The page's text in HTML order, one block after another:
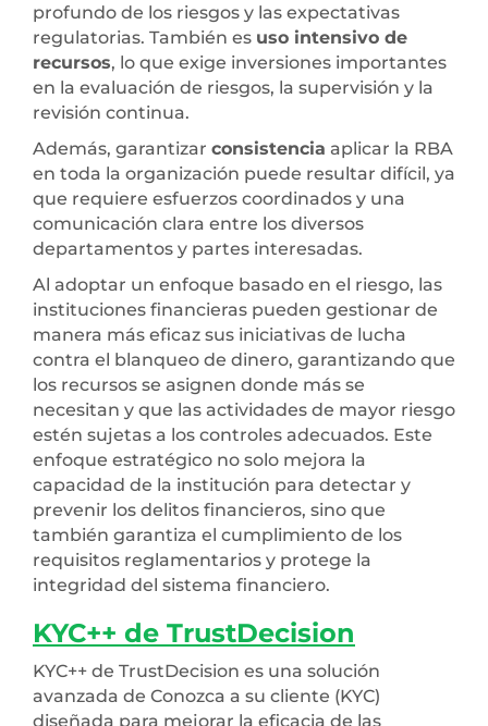
profundo de los riesgos y las expectativas
regulatorias. También es uso intensivo de
recursos, lo que exige inversiones importantes
en la evaluación de riesgos, la supervisión y la
revisión continua.
Además, garantizar consistencia aplicar la RBA
en toda la organización puede resultar difícil, ya
que requiere esfuerzos coordinados y una
comunicación clara entre los diversos
departamentos y partes interesadas.
Al adoptar un enfoque basado en el riesgo, las
instituciones financieras pueden gestionar de
manera más eficaz sus iniciativas de lucha
contra el blanqueo de dinero, garantizando que
los recursos se asignen donde más se
necesitan y que las actividades de mayor riesgo
estén sujetas a los controles adecuados. Este
enfoque estratégico no solo mejora la
capacidad de la institución para detectar y
prevenir los delitos financieros, sino que
también garantiza el cumplimiento de los
requisitos reglamentarios y protege la
integridad del sistema financiero.
KYC++ de TrustDecision
KYC++ de TrustDecision es una solución
avanzada de Conozca a su cliente (KYC)
diseñada para mejorar la eficacia de las